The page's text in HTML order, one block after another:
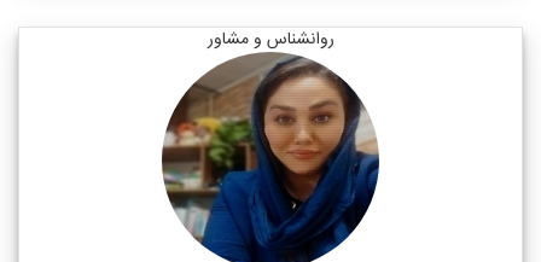
روانشناس و مشاور